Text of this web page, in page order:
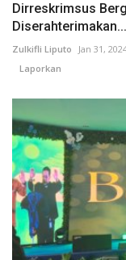
Dirreskrimsus
Diserahterimakan...
Zulkifli Liputo Jan 31,
Laporkan